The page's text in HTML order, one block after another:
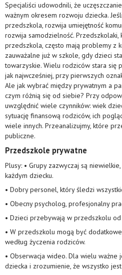
Specjaliści udowodnili, że
ważnym okresem rozwoju dziecka.
przedszkola, rozwija umiejętność
rozwija samodzielność. Przedszkolaki,
przedszkola, często mają problemy z
zauważalne już w szkole, gdy dzieci
towarzyskie. Wielu rodziców stara się
jak najwcześniej, przy pierwszych
Ale jak wybrać między prywatnym a
czym różnią się od siebie? Przy
uwzględnić wiele czynników: wiek
sytuację finansową rodziców, ich
wiele innych. Przeanalizujmy, które
publiczne.
Przedszkole prywatne
Plusy: • Grupy zazwyczaj są
każdym dziecku.
• Dobry personel, który śledzi
• Obecny psycholog, profesjonalny
• Dzieci przebywają w przedszkolu
• W przedszkolu mogą być
według życzenia rodziców.
• Obserwacja wideo. Dla wielu
dziecka i zrozumienie, że wszystko